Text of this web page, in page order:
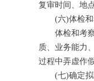
复审时间、地
(六)体检和
体检和考察
质、业务能力
过程中弄虚作
(七)确定拟